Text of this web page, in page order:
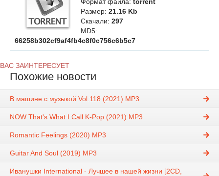
Размер: 21.16 Kb
Скачали: 297
MD5:
66258b302cf9af4fb4c8f0c756c6b5c7
ВАС ЗАИНТЕРЕСУЕТ
Похожие новости
В машине с музыкой Vol.118 (2021) MP3
NOW That's What I Call K-Pop (2021) MP3
Romantic Feelings (2020) MP3
Guitar And Soul (2019) MP3
Иванушки International - Лучшее в нашей жизни [2CD,